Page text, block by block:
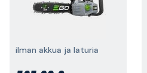
ilman akkua ja laturia